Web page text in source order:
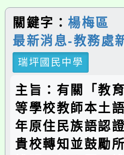
關鍵字： 楊梅區
最新消息-教務處
瑞坪國民中學
主旨：有關「教
等學校教師本土
年原住民族語認
貴校轉知並鼓勵